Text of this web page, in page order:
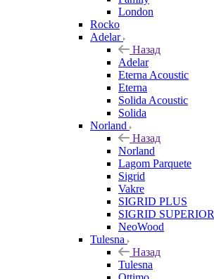
London
Rocko
Adelar
Назад
Adelar
Eterna Acoustic
Eterna
Solida Acoustic
Solida
Norland
Назад
Norland
Lagom Parquete
Sigrid
Vakre
SIGRID PLUS
SIGRID SUPERIOR
NeoWood
Tulesna
Назад
Tulesna